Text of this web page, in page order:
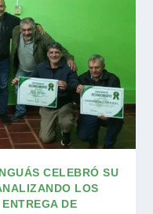
CELEBRÓ SU
LOS
DE